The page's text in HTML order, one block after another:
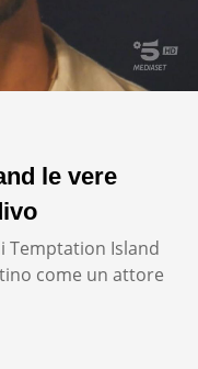
le vere
Temptation Island
come un attore